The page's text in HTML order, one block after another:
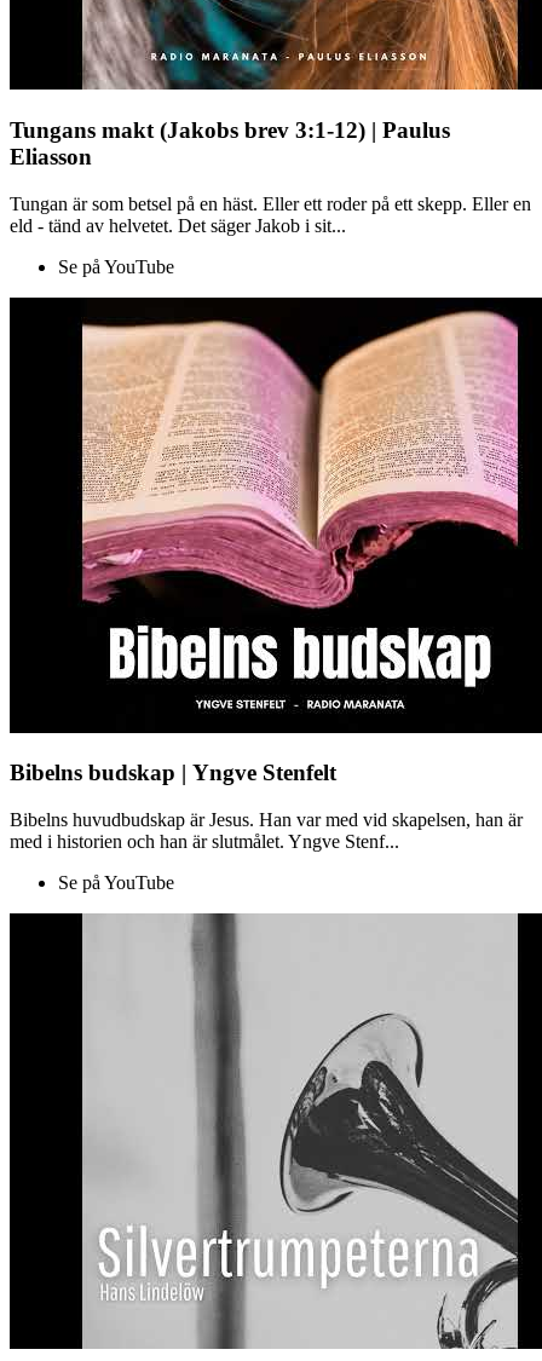
Tungans makt (Jakobs brev 3:1-12) | Paulus
Eliasson
Tungan är som betsel på en häst. Eller ett roder på ett skepp. Eller en
eld - tänd av helvetet. Det säger Jakob i sit...
Se på YouTube
Bibelns budskap | Yngve Stenfelt
Bibelns huvudbudskap är Jesus. Han var med vid skapelsen, han är
med i historien och han är slutmålet. Yngve Stenf...
Se på YouTube